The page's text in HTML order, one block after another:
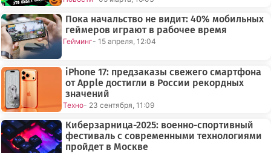
Пока начальство не видит: 40% мобильных
геймеров играют в рабочее время
Гейминг- 15 апреля, 12:04
iPhone 17: предзаказы свежего смартфона
от Apple достигли в России рекордных
значений
Техно- 23 сентября, 11:09
Киберзарница-2025: военно-спортивный
фестиваль с современными технологиями
пройдет в Москве